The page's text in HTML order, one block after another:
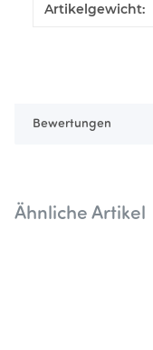
Artikelgewicht:
Bewertungen
Ähnliche Artikel